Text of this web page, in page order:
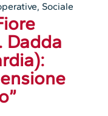
, Sociale
Dadda